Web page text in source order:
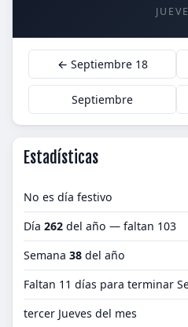
← Septiembre 18
Septiembre
Estadísticas
No es día festivo
Día 262 del año — faltan 103
Semana 38 del año
Faltan 11 días para terminar
tercer Jueves del mes